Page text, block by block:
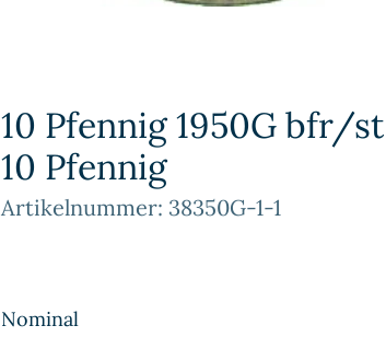
10 Pfennig 1950G bfr/
10 Pfennig
Artikelnummer: 38350G-1-1
Nominal